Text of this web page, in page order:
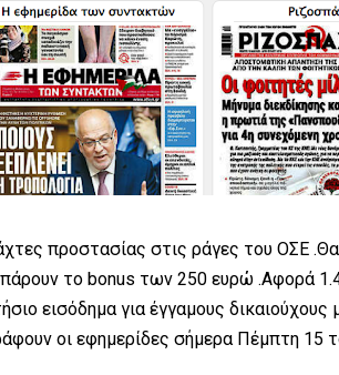
προστασίας στις ράγες του ΟΣΕ .Θα
το bonus των 250 ευρώ .Αφορά
εισόδημα για έγγαμους
οι εφημερίδες σήμερα Πέμπτη